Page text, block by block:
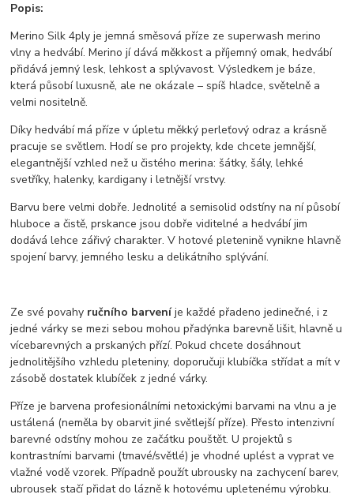
Popis:
Merino Silk 4ply je jemná směsová příze ze superwash merino
vlny a hedvábí. Merino jí dává měkkost a příjemný omak, hedvábí
přidává jemný lesk, lehkost a splývavost. Výsledkem je báze,
která působí luxusně, ale ne okázale – spíš hladce, světelně a
velmi nositelně.
Díky hedvábí má příze v úpletu měkký perleťový odraz a krásně
pracuje se světlem. Hodí se pro projekty, kde chcete jemnější,
elegantnější vzhled než u čistého merina: šátky, šály, lehké
svetříky, halenky, kardigany i letnější vrstvy.
Barvu bere velmi dobře. Jednolité a semisolid odstíny na ní působí
hluboce a čistě, prskance jsou dobře viditelné a hedvábí jim
dodává lehce zářivý charakter. V hotové pletenině vynikne hlavně
spojení barvy, jemného lesku a delikátního splývání.
Ze své povahy ručního barveníje každé přadeno jedinečné, i z
jedné várky se mezi sebou mohou přadýnka barevně lišit, hlavně u
vícebarevných a prskaných přízí. Pokud chcete dosáhnout
jednolitějšího vzhledu pleteniny, doporučuji klubíčka střídat a mít v
zásobě dostatek klubíček z jedné várky.
Příze je barvena profesionálními netoxickými barvami na vlnu a je
ustálená (neměla by obarvit jiné světlejší příze). Přesto intenzivní
barevné odstíny mohou ze začátku pouštět. U projektů s
kontrastními barvami (tmavé/světlé) je vhodné uplést a vyprat ve
vlažné vodě vzorek. Případně použít ubrousky na zachycení barev,
ubrousek stačí přidat do lázně k hotovému upletenému výrobku.